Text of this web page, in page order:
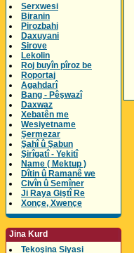
Serxwesi
Biranin
Pirozbahi
Daxuyani
Sirove
Lekolin
Roj buyîn pîroz be
Roportaj
Agahdarî
Bang - Pêşwazî
Daxwaz
Xebatên me
Wesiyetname
Şermezar
Şahî û Şabun
Şirîgatî - Yekitî
Name ( Mektup )
Dîtin û Ramanê we
Civîn û Semîner
Ji Raya Giştî Re
Xonçe, Xwençe
Jina Kurd
Tekoşina Siyasi